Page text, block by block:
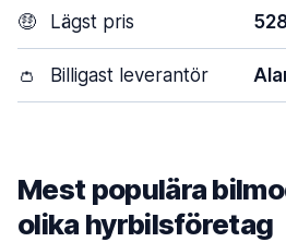
🤑 Lägst pris
👛 Billigast leverantör
Mest populära
olika hyrbilsföretag